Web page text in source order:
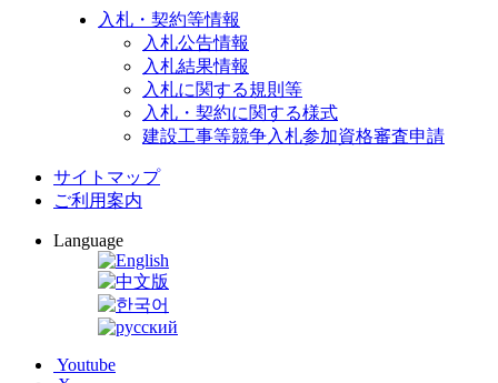
入札・契約等情報
入札公告情報
入札結果情報
入札に関する規則等
入札・契約に関する様式
建設工事等競争入札参加資格審査申請
サイトマップ
ご利用案内
Language
Youtube